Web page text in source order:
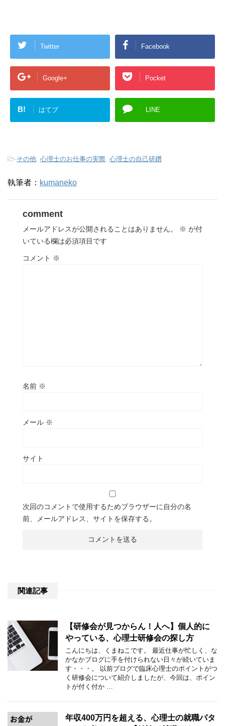
Twitter Facebook
Google+ Pocket
B! はてブ LINE
-その他 心理士のお仕事の実際 心理士の自己研鑽
執筆者： kumaneko
comment
メールアドレスが公開されることはありません。 ※ が付
いている欄は必須項目です
コメント ※
名前 ※
メール ※
サイト
次回のコメントで使用するためブラウザーに自分の名
前、メールアドレス、サイトを保存する。
関連記事
【研修会が見つからん！人へ】個人的に
やっている、心理士研修会の探し方
こんにちは、くまねこです。 最近仕事が忙しく、な
かなかブログに手を付けられない日々が続いていま
す・・・。 以前ブログで臨床心理士のポイントがつ
く研修会について紹介しましたが、今回は、ポイン
トが付く付か …
年収400万円を超える、心理士の就職パタ